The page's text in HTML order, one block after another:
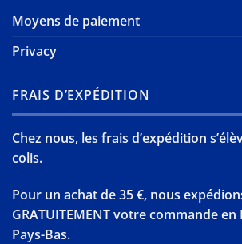
Moyens de paiement
Privacy
FRAIS D’EXPÉDITION
Chez nous, les frais d’expédition
colis.
Pour un achat de 35 €, nous
GRATUITEMENT votre commande
Pays-Bas.